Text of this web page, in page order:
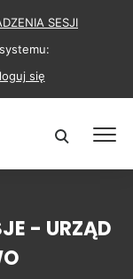
SESJI
się
- URZĄD